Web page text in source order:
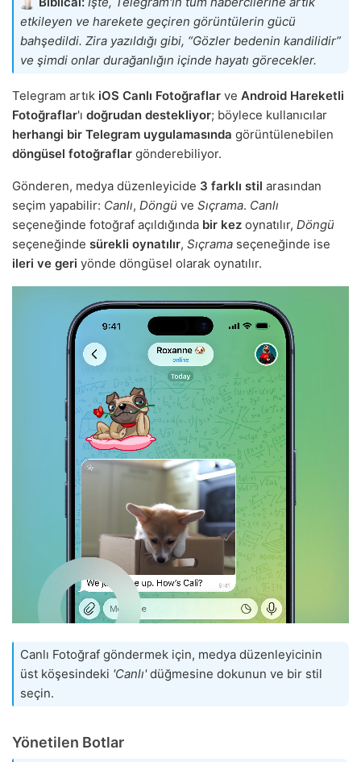
etkileyen ve harekete geçiren görüntülerin gücü
bahşedildi. Zira yazıldığı gibi, “Gözler bedenin kandilidir”
ve şimdi onlar durağanlığın içinde hayatı görecekler.
Telegram artık iOS Canlı Fotoğraflar ve Android Hareketli
Fotoğraflar'ı doğrudan destekliyor; böylece kullanıcılar
herhangi bir Telegram uygulamasında görüntülenebilen
döngüsel fotoğraflar gönderebiliyor.
Gönderen, medya düzenleyicide 3 farklı stil arasından
seçim yapabilir: Canlı, Döngü ve Sıçrama. Canlı
seçeneğinde fotoğraf açıldığında bir kez oynatılır, Döngü
seçeneğinde sürekli oynatılır, Sıçrama seçeneğinde ise
ileri ve geri yönde döngüsel olarak oynatılır.
Canlı Fotoğraf göndermek için, medya düzenleyicinin
üst köşesindeki 'Canlı'düğmesine dokunun ve bir stil
seçin.
Yönetilen Botlar